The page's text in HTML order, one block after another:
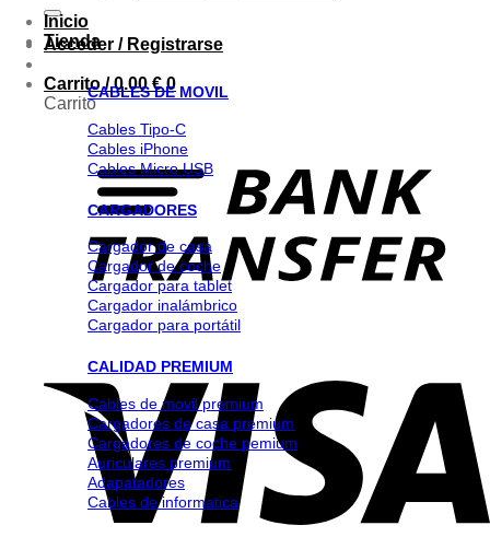
Acceder / Registrarse
Carrito /0.00€ 0
Carrito
Inicio
Tienda
CABLES DE MOVIL
Cables Tipo-C
Cables iPhone
Cables Micro USB
CARGADORES
Cargador de casa
Cargador de coche
Cargador para tablet
Cargador inalámbrico
Cargador para portátil
CALIDAD PREMIUM
Cables de movil premium
Cargadores de casa premium
Cargadores de coche pemium
Auriculares premium
Adapatadores
Cables de informatica